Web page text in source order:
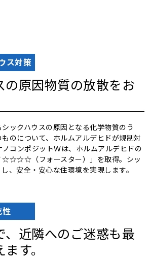
ス対策
の原因物質の放散をお
ックハウスの原因となる化学物質のう
のについて、ホルムアルデヒドが規制対
コンポジットＷは、ホルムアルデヒドの
☆☆☆☆（フォースター）」を取得。シッ
、安全・安心な住環境を実現します。
性
近隣へのご迷惑も最
す。